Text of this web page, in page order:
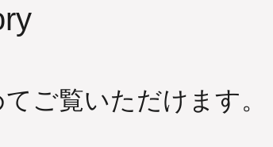
ご覧いただけます。